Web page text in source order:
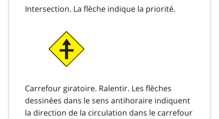
Intersection. La flèche indique la priorité.
Carrefour giratoire. Ralentir. Les flèches
dessinées dans le sens antihoraire indiquent
la direction de la circulation dans le carrefour